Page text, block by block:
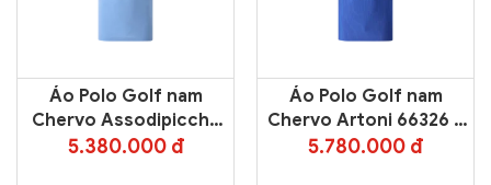
Áo Polo Golf nam
Chervo Assodipicche
66354 – Light Blue 101E
5.380.000 đ
Áo Polo Golf nam
Chervo Artoni 66326 –
Blue 104E
5.780.000 đ